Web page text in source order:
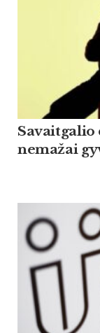
Savaitgalio
nemažai